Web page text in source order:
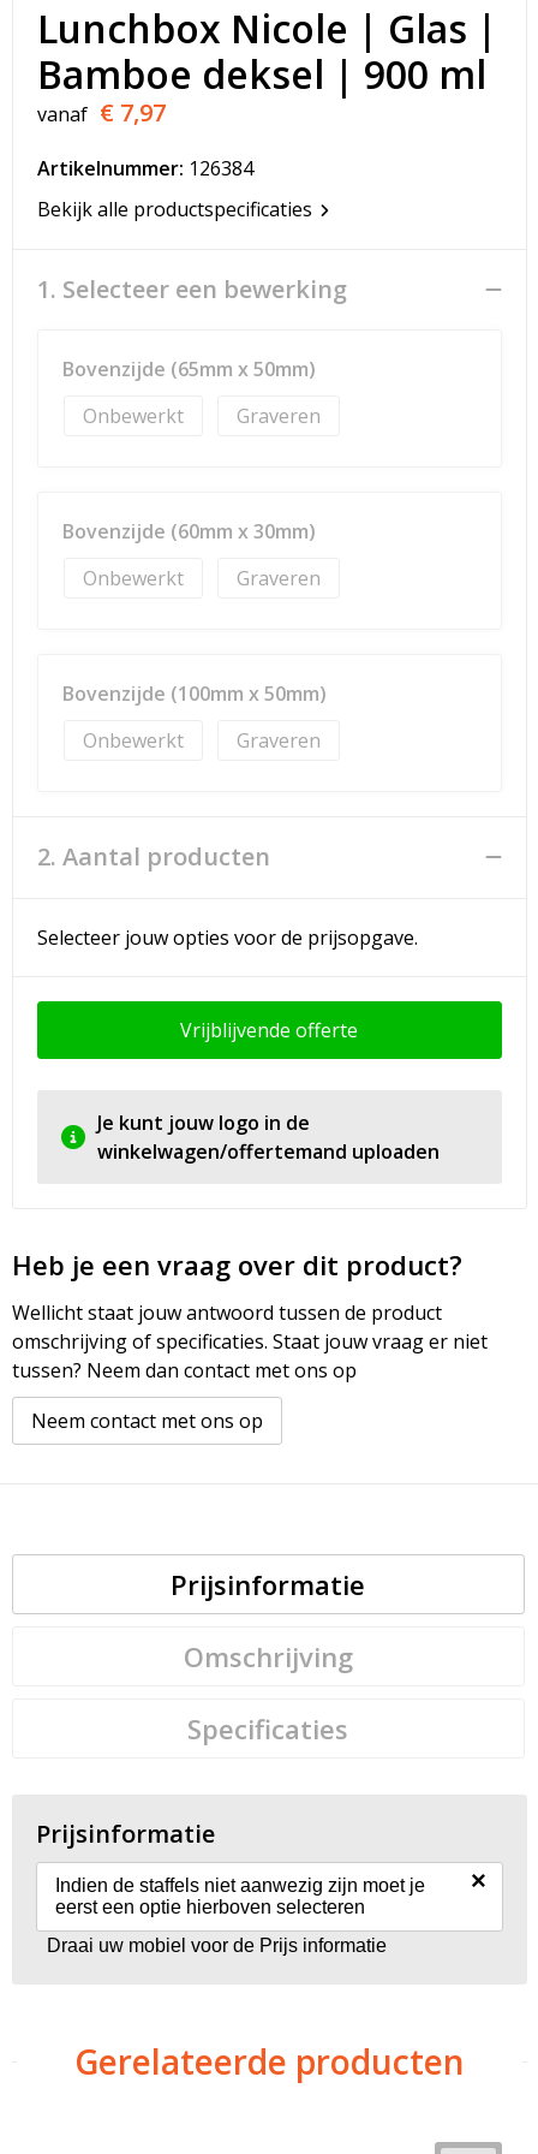
T-Shirts
Veiligheidsvesten en Veiligheidshesjes
Vesten
Lunchbox Nicole | Glas |
Bamboe deksel | 900 ml
vanaf € 7,97
Artikelnummer: 126384
Bekijk alle productspecificaties
1. Selecteer een bewerking
Bovenzijde (65mm x 50mm)
Onbewerkt
Graveren
Bovenzijde (60mm x 30mm)
Onbewerkt
Graveren
Bovenzijde (100mm x 50mm)
Onbewerkt
Graveren
2. Aantal producten
Selecteer jouw opties voor de prijsopgave.
Vrijblijvende offerte
Je kunt jouw logo in de
winkelwagen/offertemand uploaden
Heb je een vraag over dit product?
Wellicht staat jouw antwoord tussen de product
omschrijving of specificaties. Staat jouw vraag er niet
tussen? Neem dan contact met ons op
Neem contact met ons op
Prijsinformatie
Omschrijving
Specificaties
Prijsinformatie
Indien de staffels niet aanwezig zijn moet je
eerst een optie hierboven selecteren
×
Draai uw mobiel voor de Prijs informatie
Gerelateerde producten